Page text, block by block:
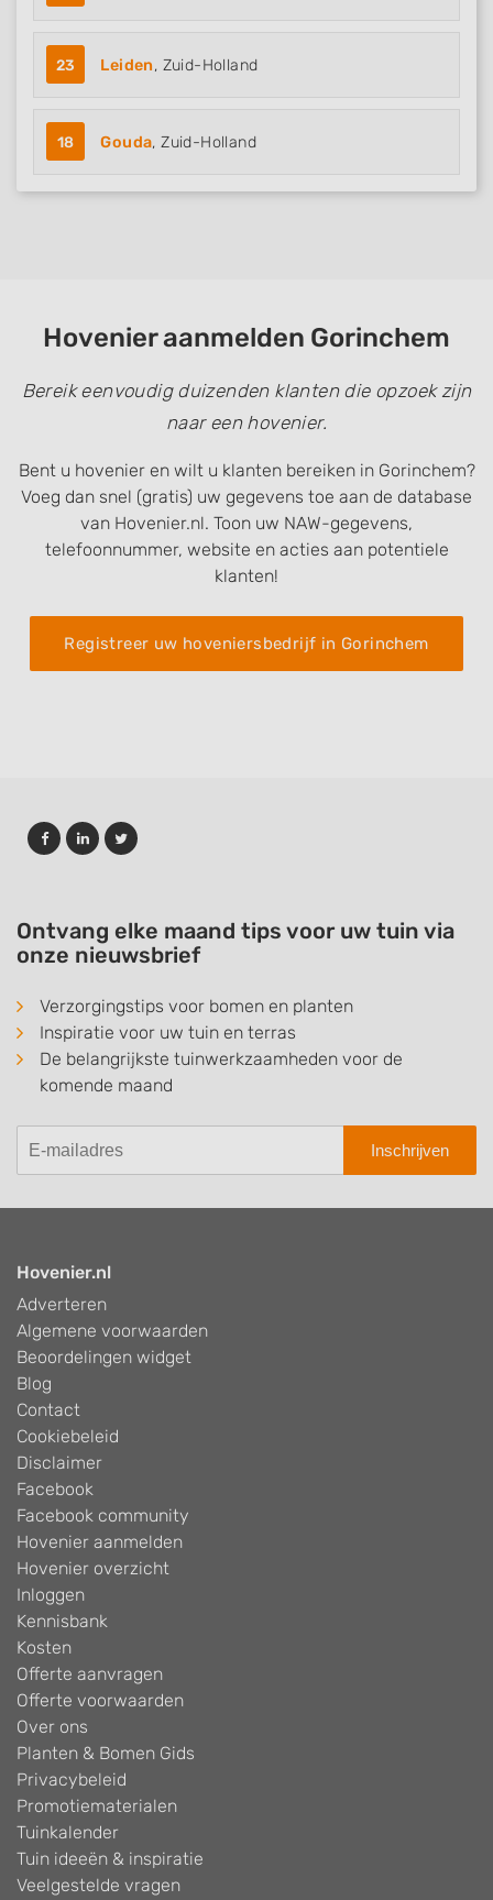
23 Leiden, Zuid-Holland
18 Gouda, Zuid-Holland
Hovenier aanmelden Gorinchem
Bereik eenvoudig duizenden klanten die opzoek zijn
naar een hovenier.
Bent u hovenier en wilt u klanten bereiken in Gorinchem?
Voeg dan snel (gratis) uw gegevens toe aan de database
van Hovenier.nl. Toon uw NAW-gegevens,
telefoonnummer, website en acties aan potentiele
klanten!
Registreer uw hoveniersbedrijf in Gorinchem
Ontvang elke maand tips voor uw tuin via
onze nieuwsbrief
Verzorgingstips voor bomen en planten
Inspiratie voor uw tuin en terras
De belangrijkste tuinwerkzaamheden voor de
komende maand
Inschrijven
Hovenier.nl
Adverteren
Algemene voorwaarden
Beoordelingen widget
Blog
Contact
Cookiebeleid
Disclaimer
Facebook
Facebook community
Hovenier aanmelden
Hovenier overzicht
Inloggen
Kennisbank
Kosten
Offerte aanvragen
Offerte voorwaarden
Over ons
Planten & Bomen Gids
Privacybeleid
Promotiematerialen
Tuinkalender
Tuin ideeën & inspiratie
Veelgestelde vragen